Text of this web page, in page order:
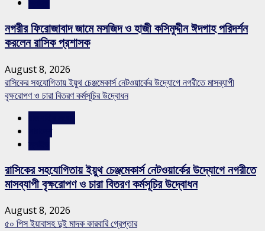
নগরীর ফিরোজাবাদ জামে মসজিদ ও হাজী কসিমুদ্দীন ঈদগাহ পরিদর্শন
করলেন রাসিক প্রশাসক
August 8, 2026
রাসিকের সহযোগিতায় ইয়ুথ চেঞ্জমেকার্স নেটওয়ার্কের উদ্যোগে নগরীতে মাসব্যাপী
বৃক্ষরোপণ ও চারা বিতরণ কর্মসূচির উদ্বোধন
রাসিকের সহযোগিতায় ইয়ুথ চেঞ্জমেকার্স নেটওয়ার্কের উদ্যোগে নগরীতে
মাসব্যাপী বৃক্ষরোপণ ও চারা বিতরণ কর্মসূচির উদ্বোধন
August 8, 2026
৫০ পিস ইয়াবাসহ দুই মাদক কারবারি গ্রেপ্তার